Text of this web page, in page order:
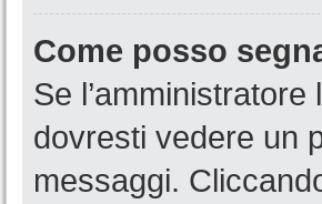
Come posso
Se
dovresti vedere un
messaggi.